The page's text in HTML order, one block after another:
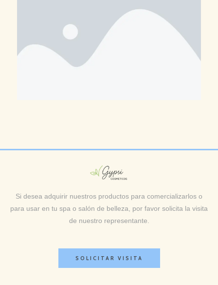
Si desea adquirir nuestros productos para comercializarlos o
para usar en tu spa o salón de belleza, por favor solicita la visita
de nuestro representante.
SOLICITAR VISITA